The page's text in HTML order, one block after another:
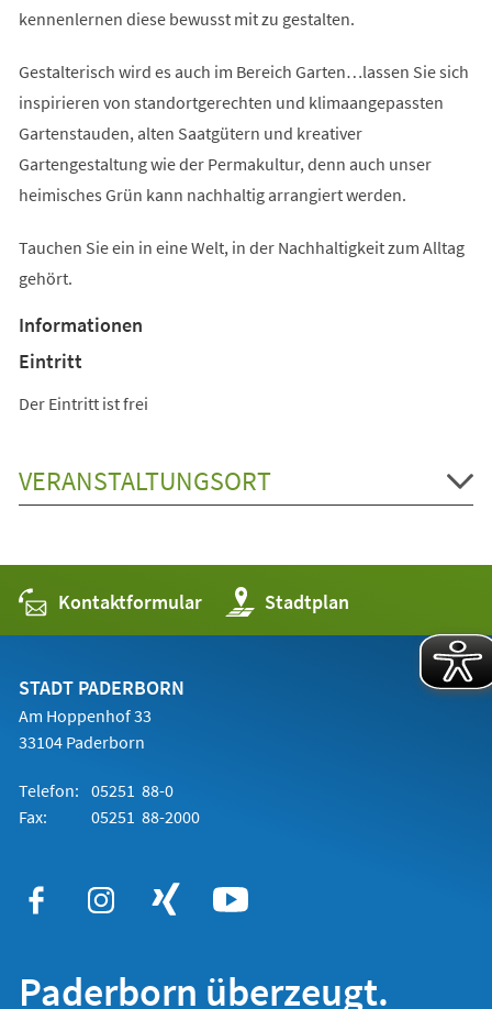
kennenlernen diese bewusst mit zu gestalten.
Gestalterisch wird es auch im Bereich Garten…lassen Sie sich
inspirieren von standortgerechten und klimaangepassten
Gartenstauden, alten Saatgütern und kreativer
Gartengestaltung wie der Permakultur, denn auch unser
heimisches Grün kann nachhaltig arrangiert werden.
Tauchen Sie ein in eine Welt, in der Nachhaltigkeit zum Alltag
gehört.
Informationen
Eintritt
Der Eintritt ist frei
VERANSTALTUNGSORT
Kontaktformular Stadtplan
(Öffnet
in
einem
STADT PADERBORN
Am Hoppenhof 33
33104 Paderborn
Telefon: 05251 88-0
Fax:
05251 88-2000
Paderborn überzeugt.